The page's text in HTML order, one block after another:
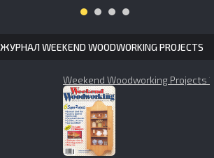
ЖУРНАЛ WEEKEND WOODWORKING PROJECTS
Weekend Woodworking Projects